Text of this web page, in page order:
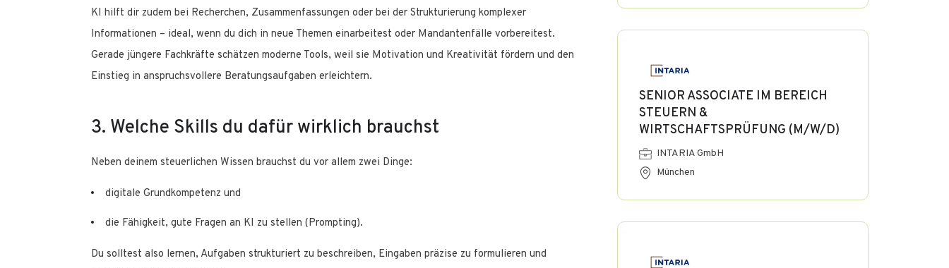
KI hilft dir zudem bei Recherchen, Zusammenfassungen oder bei der Strukturierung komplexer
Informationen – ideal, wenn du dich in neue Themen einarbeitest oder Mandantenfälle vorbereitest.
Gerade jüngere Fachkräfte schätzen moderne Tools, weil sie Motivation und Kreativität fördern und den
Einstieg in anspruchsvollere Beratungsaufgaben erleichtern.
3. Welche Skills du dafür wirklich brauchst
Neben deinem steuerlichen Wissen brauchst du vor allem zwei Dinge:
digitale Grundkompetenz und
die Fähigkeit, gute Fragen an KI zu stellen (Prompting).
Du solltest also lernen, Aufgaben strukturiert zu beschreiben, Eingaben präzise zu formulieren und
SENIOR ASSOCIATE IM BEREICH
STEUERN &
WIRTSCHAFTSPRÜFUNG (M/W/D)
INTARIA GmbH
München